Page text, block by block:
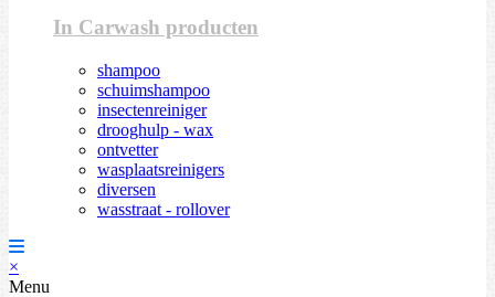
In Carwash producten
shampoo
schuimshampoo
insectenreiniger
drooghulp - wax
ontvetter
wasplaatsreinigers
diversen
wasstraat - rollover
×
Menu